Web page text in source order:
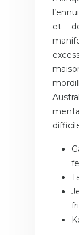
et